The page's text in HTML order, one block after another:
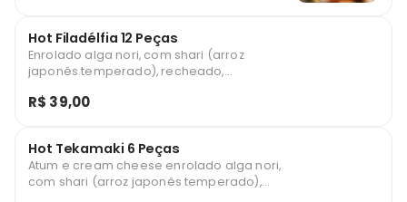
Hot Filadélfia 12 Peças
Enrolado alga nori, com shari (arroz
japonês temperado), recheado,
frito
R$ 39,00
Hot Tekamaki 6 Peças
Atum e cream cheese enrolado alga nori,
com shari (arroz japonês temperado),